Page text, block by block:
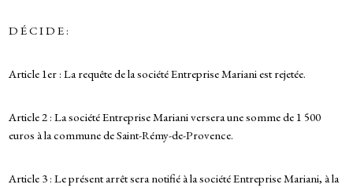
D É C I D E :
Article 1er : La requête de la société Entreprise Mariani est rejetée.
Article 2 : La société Entreprise Mariani versera une somme de 1 500
euros à la commune de Saint-Rémy-de-Provence.
Article 3 : Le présent arrêt sera notifié à la société Entreprise Mariani, à la